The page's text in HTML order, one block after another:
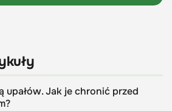
upałów. Jak je chronić przed